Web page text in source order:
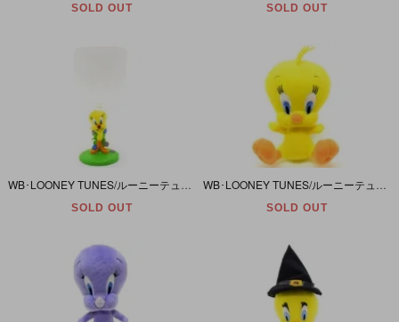
SOLD OUT SOLD OUT
SOLD OUT SOLD OUT